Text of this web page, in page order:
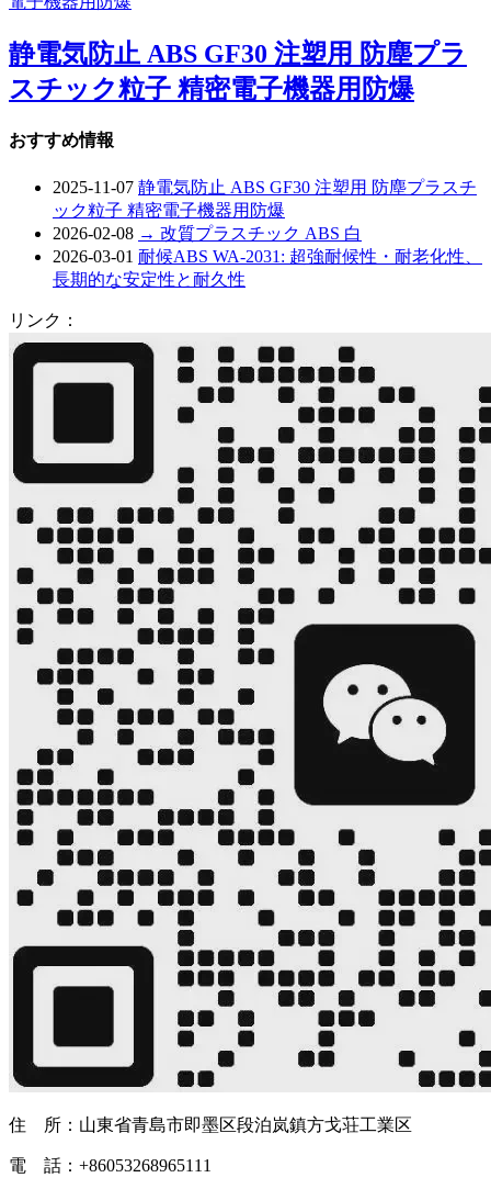
静電気防止 ABS GF30 注塑用 防塵プラ
スチック粒子 精密電子機器用防爆
おすすめ情報
2025-11-07 静電気防止 ABS GF30 注塑用 防塵プラスチ
ック粒子 精密電子機器用防爆
2026-02-08 → 改質プラスチック ABS 白
2026-03-01 耐候ABS WA-2031: 超強耐候性・耐老化性、
長期的な安定性と耐久性
リンク：
住 所：山東省青島市即墨区段泊岚鎮方戈荘工業区
電 話：+86053268965111